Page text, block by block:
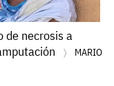
de necrosis a
MARIO